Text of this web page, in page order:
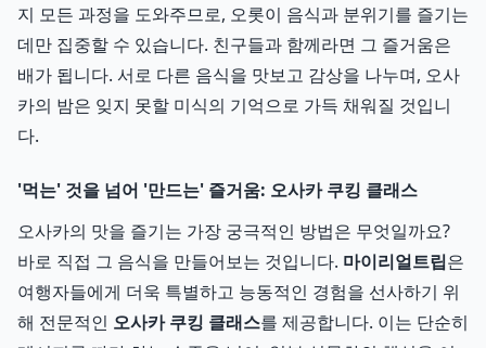
지 모든 과정을 도와주므로, 오롯이 음식과 분위기를 즐기는
데만 집중할 수 있습니다. 친구들과 함께라면 그 즐거움은
배가 됩니다. 서로 다른 음식을 맛보고 감상을 나누며, 오사
카의 밤은 잊지 못할 미식의 기억으로 가득 채워질 것입니
다.
'먹는' 것을 넘어 '만드는' 즐거움: 오사카 쿠킹 클래스
오사카의 맛을 즐기는 가장 궁극적인 방법은 무엇일까요?
바로 직접 그 음식을 만들어보는 것입니다. 마이리얼트립은
여행자들에게 더욱 특별하고 능동적인 경험을 선사하기 위
해 전문적인 오사카 쿠킹 클래스를 제공합니다. 이는 단순히